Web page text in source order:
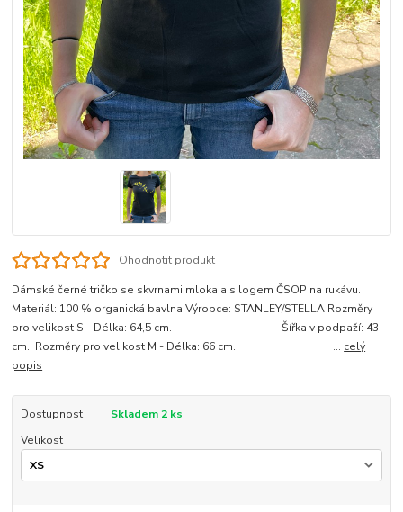
Ohodnotit produkt
Dámské černé tričko se skvrnami mloka a s logem ČSOP na rukávu.
Materiál: 100 % organická bavlna Výrobce: STANLEY/STELLA Rozměry
pro velikost S - Délka: 64,5 cm. - Šířka v podpaží: 43
cm. Rozměry pro velikost M - Délka: 66 cm. ... celý
popis
Dostupnost
Skladem 2 ks
Velikost